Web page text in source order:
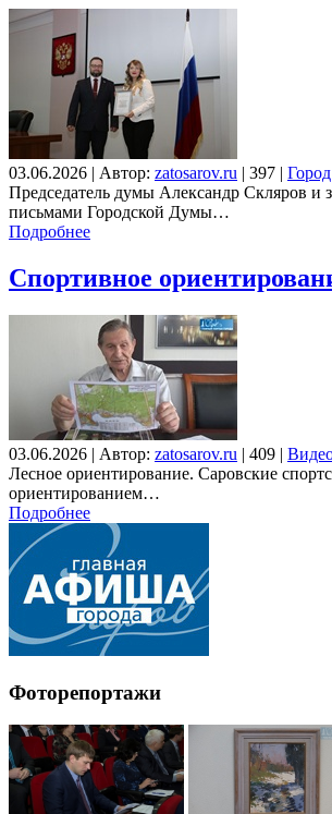
03.06.2026 | Автор: zatosarov.ru | 397 | Город
Председатель думы Александр Скляров и
письмами Городской Думы…
Подробнее
Спортивное
03.06.2026 | Автор: zatosarov.ru | 409 |
Лесное ориентирование. Саровские
ориентированием…
Подробнее
Фоторепортажи